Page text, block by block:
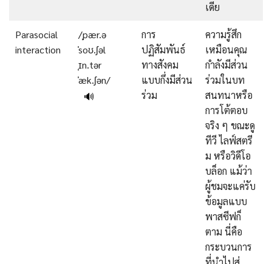
เดีย
Parasocial
interaction
/ˌpær.ə
ˈsoʊ.ʃəl
ˌɪn.tər
ˈæk.ʃən/
🔊
การ
ปฏิสัมพันธ์
ทางสังคม
แบบกึ่งมีส่วน
ร่วม
ความรู้สึก
เหมือนคุณ
กำลังมีส่วน
ร่วมในบท
สนทนาหรือ
การโต้ตอบ
จริง ๆ ขณะดู
ทีวี ไลฟ์สตรี
ม หรือวิดีโอ
บล็อก แม้ว่า
ผู้ชมจะแค่รับ
ข้อมูลแบบ
พาสซีฟก็
ตาม นี่คือ
กระบวนการ